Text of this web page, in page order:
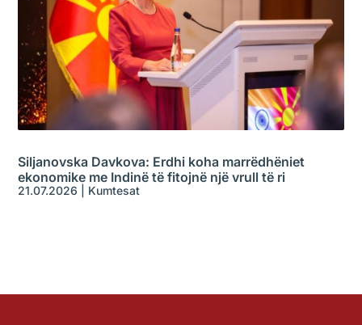
Siljanovska Davkova: Erdhi koha marrëdhëniet
ekonomike me Indinë të fitojnë një vrull të ri
21.07.2026 Kumtesat